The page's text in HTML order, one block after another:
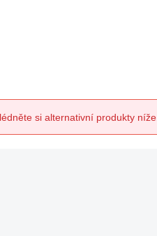
si alternativní produkty níže.